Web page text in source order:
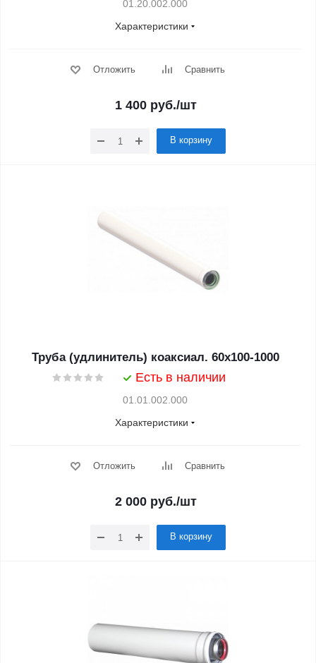
01.20.002.000
Характеристики
Отложить Сравнить
1 400руб./шт
В корзину
Труба (удлинитель) коаксиал. 60x100-1000
Есть в наличии
01.01.002.000
Характеристики
Отложить Сравнить
2 000руб./шт
В корзину